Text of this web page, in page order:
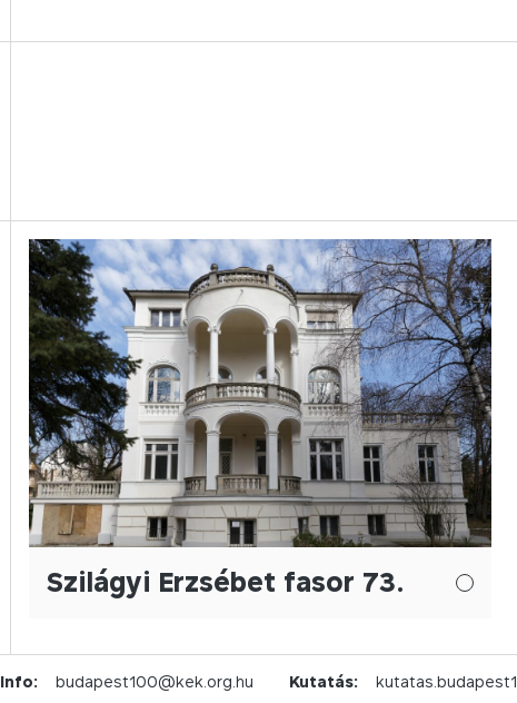
Szilágyi Erzsébet fasor 73.
Info: budapest100@kek.org.hu Kutatás: